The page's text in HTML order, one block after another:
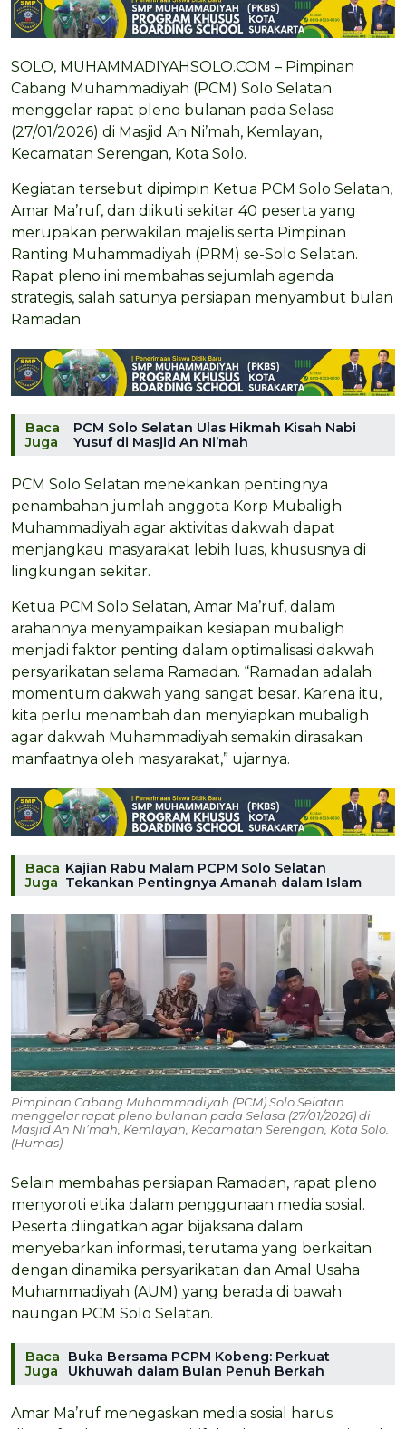
SOLO, MUHAMMADIYAHSOLO.COM – Pimpinan
Cabang Muhammadiyah (PCM) Solo Selatan
menggelar rapat pleno bulanan pada Selasa
(27/01/2026) di Masjid An Ni’mah, Kemlayan,
Kecamatan Serengan, Kota Solo.
Kegiatan tersebut dipimpin Ketua PCM Solo Selatan,
Amar Ma’ruf, dan diikuti sekitar 40 peserta yang
merupakan perwakilan majelis serta Pimpinan
Ranting Muhammadiyah (PRM) se-Solo Selatan.
Rapat pleno ini membahas sejumlah agenda
strategis, salah satunya persiapan menyambut bulan
Ramadan.
Baca
Juga
PCM Solo Selatan Ulas Hikmah Kisah Nabi
Yusuf di Masjid An Ni’mah
PCM Solo Selatan menekankan pentingnya
penambahan jumlah anggota Korp Mubaligh
Muhammadiyah agar aktivitas dakwah dapat
menjangkau masyarakat lebih luas, khususnya di
lingkungan sekitar.
Ketua PCM Solo Selatan, Amar Ma’ruf, dalam
arahannya menyampaikan kesiapan mubaligh
menjadi faktor penting dalam optimalisasi dakwah
persyarikatan selama Ramadan. “Ramadan adalah
momentum dakwah yang sangat besar. Karena itu,
kita perlu menambah dan menyiapkan mubaligh
agar dakwah Muhammadiyah semakin dirasakan
manfaatnya oleh masyarakat,” ujarnya.
Baca
Juga
Kajian Rabu Malam PCPM Solo Selatan
Tekankan Pentingnya Amanah dalam Islam
Pimpinan Cabang Muhammadiyah (PCM) Solo Selatan
menggelar rapat pleno bulanan pada Selasa (27/01/2026) di
Masjid An Ni’mah, Kemlayan, Kecamatan Serengan, Kota Solo.
(Humas)
Selain membahas persiapan Ramadan, rapat pleno
menyoroti etika dalam penggunaan media sosial.
Peserta diingatkan agar bijaksana dalam
menyebarkan informasi, terutama yang berkaitan
dengan dinamika persyarikatan dan Amal Usaha
Muhammadiyah (AUM) yang berada di bawah
naungan PCM Solo Selatan.
Baca
Juga
Buka Bersama PCPM Kobeng: Perkuat
Ukhuwah dalam Bulan Penuh Berkah
Amar Ma’ruf menegaskan media sosial harus